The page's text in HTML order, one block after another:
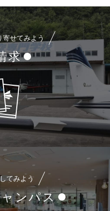
寄せてみよう
求
てみよう
ンパス